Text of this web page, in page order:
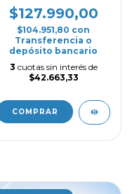
Astigmatismo
$127.990,00
$104.951,80 con
Transferencia o
depósito bancario
3 cuotas sin interés de
$42.663,33
COMPRAR